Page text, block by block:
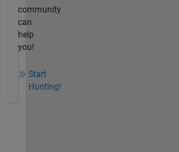
community
can
help
you!
Start
Hunting!